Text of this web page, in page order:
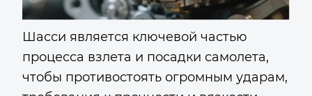
Шасси является ключевой частью
процесса взлета и посадки самолета,
чтобы противостоять огромным ударам,